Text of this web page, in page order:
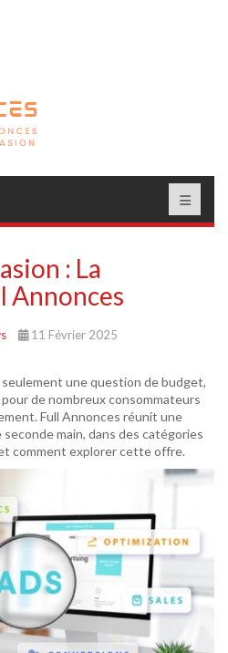
: La
Annonces
11 Février 2025
une question de budget,
de nombreux consommateurs
Full Annonces réunit une
main, dans des catégories
comment explorer cette offre.